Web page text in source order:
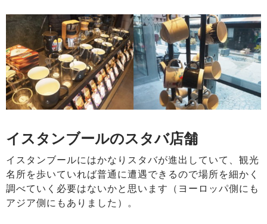
イスタンブールのスタバ店舗
イスタンブールにはかなりスタバが進出していて、観光
名所を歩いていれば普通に遭遇できるので場所を細かく
調べていく必要はないかと思います（ヨーロッパ側にも
アジア側にもありました）。